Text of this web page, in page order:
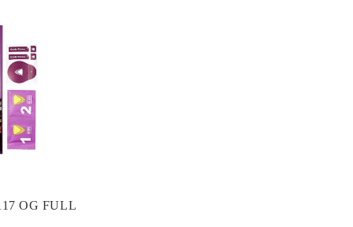
OG FULL